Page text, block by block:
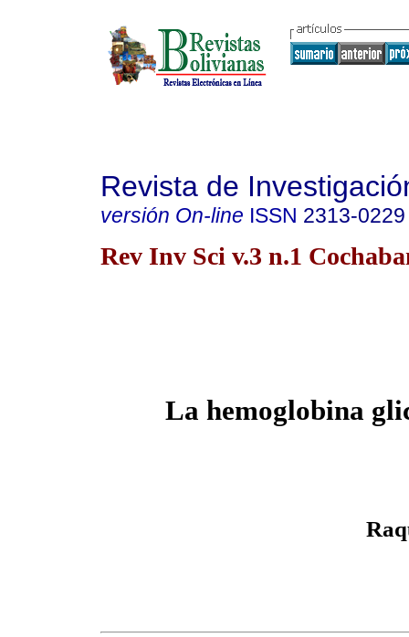
Revista de
versión On-line ISSN 2313-0229
Rev Inv Sci v.3 n.1
La hemoglobina